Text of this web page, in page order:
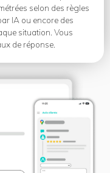
selon des règles
IA ou encore des
situation. Vous
de réponse.